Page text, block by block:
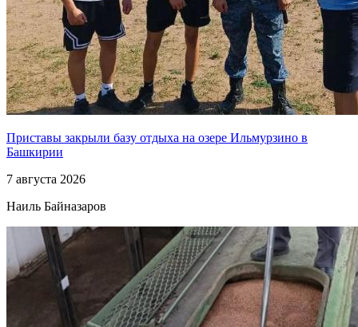
Приставы закрыли базу отдыха на озере Ильмурзино в
Башкирии
7 августа 2026
Наиль Байназаров